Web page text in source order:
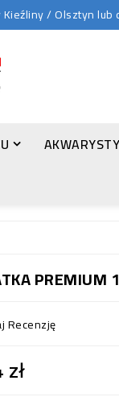
/ Olsztyn
PREMIUM
Recenzję